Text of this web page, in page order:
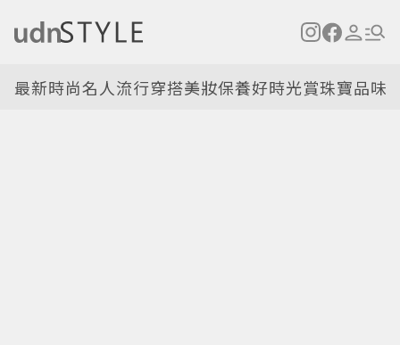
最新時尚名人流行穿搭美妝保養好時光賞珠寶品味